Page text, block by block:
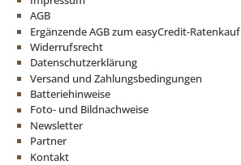
AGB
Ergänzende AGB zum easyCredit-Ratenkauf
Widerrufsrecht
Datenschutzerklärung
Versand und Zahlungsbedingungen
Batteriehinweise
Foto- und Bildnachweise
Newsletter
Partner
Kontakt